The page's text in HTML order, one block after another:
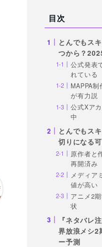
目次
とんでもス
つから？
公式発表
れている
MAPPA
が有力説
公式Xア
中
とんでもス
切りになる
原作者と
再開済み
メディア
値が高い
アニメ2
状
『ネタバレ
界放浪メシ2
ー予測